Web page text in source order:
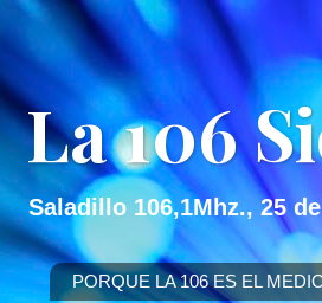
La 106
Saladillo 106,1Mhz., 25
PORQUE LA 106 ES EL